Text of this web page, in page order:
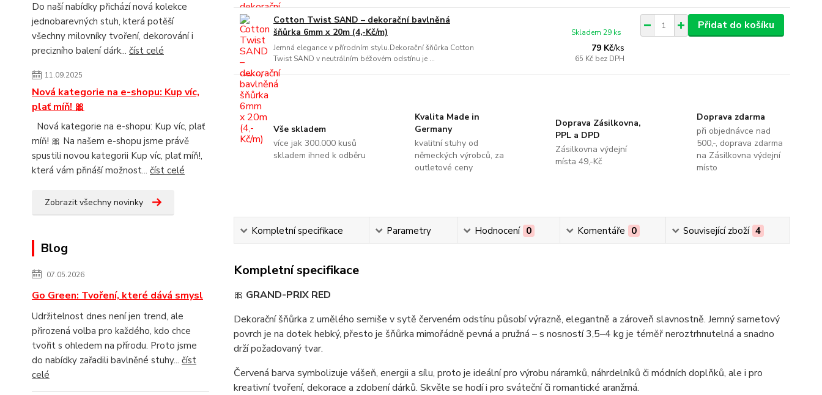
Do naší nabídky přichází nová kolekce
jednobarevných stuh, která potěší
všechny milovníky tvoření, dekorování i
precizního balení dárk... číst celé
11.09.2025
Nová kategorie na e-shopu: Kup víc,
plať míň! 🎀
Nová kategorie na e-shopu: Kup víc, plať
míň! 🎀 Na našem e-shopu jsme právě
spustili novou kategorii Kup víc, plať míň!,
která vám přináší možnost... číst celé
Zobrazit všechny novinky
Blog
07.05.2026
Go Green: Tvoření, které dává smysl
Udržitelnost dnes není jen trend, ale
přirozená volba pro každého, kdo chce
tvořit s ohledem na přírodu. Proto jsme
do nabídky zařadili bavlněné stuhy... číst
celé
Cotton Twist SAND – dekorační bavlněná
šňůrka 6mm x 20m (4,-Kč/m)
Jemná elegance v přírodním stylu.Dekorační šňůrka Cotton
Twist SAND v neutrálním béžovém odstínu je ...
79 Kč/ks
65 Kč bez DPH
Skladem 29 ks
Přidat do košíku
Vše skladem
více jak 300.000 kusů
skladem ihned k odběru
Kvalita Made in
Germany
kvalitní stuhy od
německých výrobců, za
outletové ceny
Doprava Zásilkovna,
PPL a DPD
Zásilkovna výdejní
místa 49,-Kč
Doprava zdarma
při objednávce nad
500,-, doprava zdarma
na Zásilkovna výdejní
místo
Kompletní specifikace Parametry Hodnocení 0 Komentáře 0 Související zboží 4
Kompletní specifikace
🎀 GRAND-PRIX RED
Dekorační šňůrka z umělého semiše v sytě červeném odstínu působí výrazně, elegantně a zároveň slavnostně. Jemný sametový
povrch je na dotek hebký, přesto je šňůrka mimořádně pevná a pružná – s nosností 3,5–4 kg je téměř neroztrhnutelná a snadno
drží požadovaný tvar.
Červená barva symbolizuje vášeň, energii a sílu, proto je ideální pro výrobu náramků, náhrdelníků či módních doplňků, ale i pro
kreativní tvoření, dekorace a zdobení dárků. Skvěle se hodí i pro sváteční či romantické aranžmá.